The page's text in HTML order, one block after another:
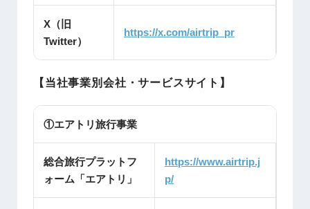
X（旧
Twitter）
https://x.com/airtrip_pr
【当社事業別会社・サービスサイト】
①エアトリ旅行事業
総合旅行プラットフ
ォーム「エアトリ」
https://www.airtrip.j
p/